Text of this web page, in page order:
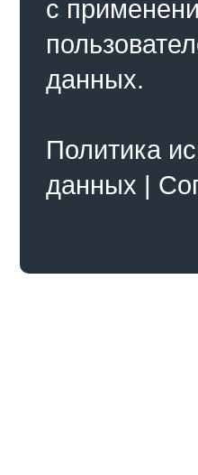
с
данных.
Политика
данных |